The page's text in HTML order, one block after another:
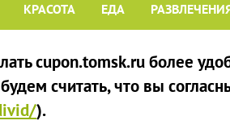
КРАСОТА ЕДА
cupon.tomsk.ru более
считать, что вы
).